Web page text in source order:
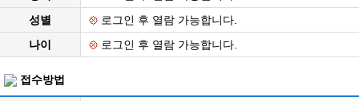
성별
로그인 후 열람 가능합니다.
나이
로그인 후 열람 가능합니다.
접수방법